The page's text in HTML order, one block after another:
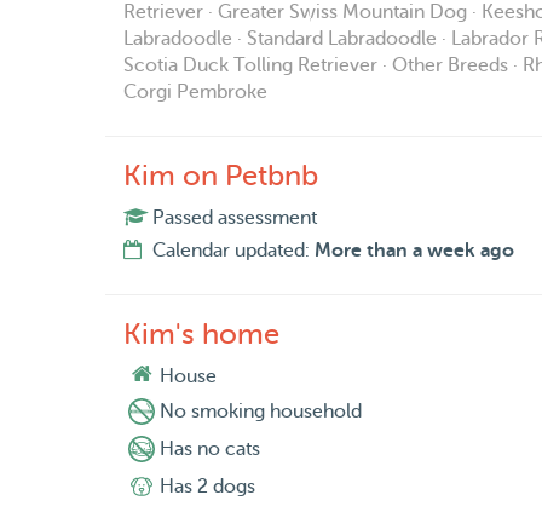
Retriever · Greater Swiss Mountain Dog ·
Labradoodle · Standard Labradoodle · Labrador
Scotia Duck Tolling Retriever · Other Breeds ·
Corgi Pembroke
Kim on Petbnb
Passed assessment
Calendar updated: More than a week ago
Kim's home
House
No smoking household
Has no cats
Has 2 dogs